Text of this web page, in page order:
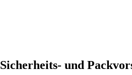
Sicherheits- und